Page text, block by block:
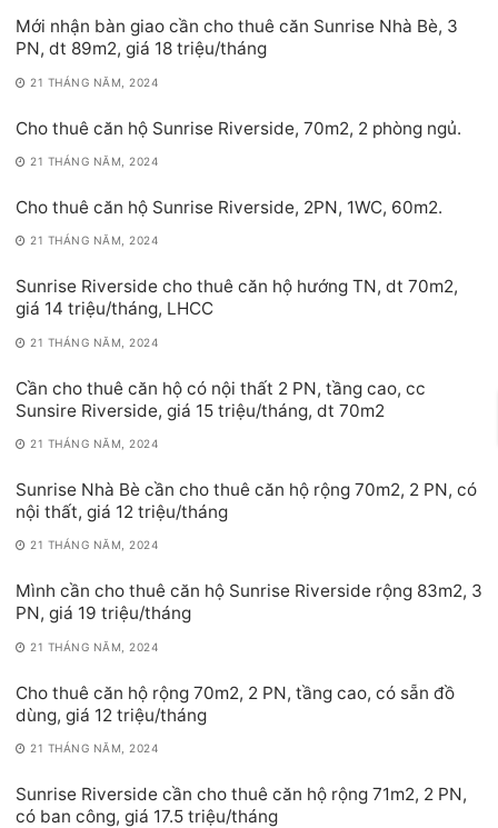
Mới nhận bàn giao cần cho thuê căn Sunrise Nhà Bè, 3
PN, dt 89m2, giá 18 triệu/tháng
21 THÁNG NĂM, 2024
Cho thuê căn hộ Sunrise Riverside, 70m2, 2 phòng ngủ.
21 THÁNG NĂM, 2024
Cho thuê căn hộ Sunrise Riverside, 2PN, 1WC, 60m2.
21 THÁNG NĂM, 2024
Sunrise Riverside cho thuê căn hộ hướng TN, dt 70m2,
giá 14 triệu/tháng, LHCC
21 THÁNG NĂM, 2024
Cần cho thuê căn hộ có nội thất 2 PN, tầng cao, cc
Sunsire Riverside, giá 15 triệu/tháng, dt 70m2
21 THÁNG NĂM, 2024
Sunrise Nhà Bè cần cho thuê căn hộ rộng 70m2, 2 PN, có
nội thất, giá 12 triệu/tháng
21 THÁNG NĂM, 2024
Mình cần cho thuê căn hộ Sunrise Riverside rộng 83m2, 3
PN, giá 19 triệu/tháng
21 THÁNG NĂM, 2024
Cho thuê căn hộ rộng 70m2, 2 PN, tầng cao, có sẵn đồ
dùng, giá 12 triệu/tháng
21 THÁNG NĂM, 2024
Sunrise Riverside cần cho thuê căn hộ rộng 71m2, 2 PN,
có ban công, giá 17.5 triệu/tháng